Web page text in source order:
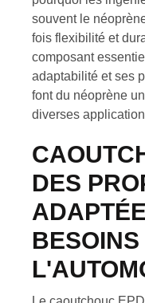
souvent le
fois flexibilité et
composant
adaptabilité et ses
font du néoprène
diverses
DES
BESOINS